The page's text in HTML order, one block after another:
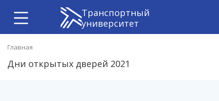
Транспортный
университет
Главная
Дни открытых дверей 2021